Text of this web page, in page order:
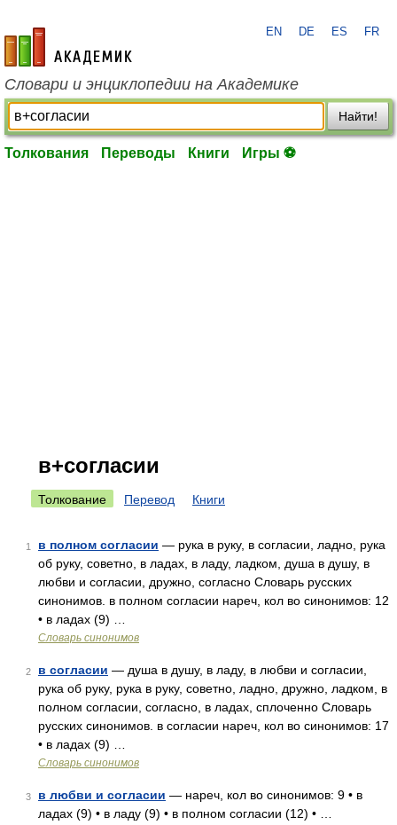
academic.ru
EN DE ES FR
Словари и энциклопедии на Академике
Найти!
Толкования Переводы Книги Игры ⚽
в+согласии
Толкование Перевод Книги
1 в полном согласии — рука в руку, в согласии, ладно, рука
об руку, советно, в ладах, в ладу, ладком, душа в душу, в
любви и согласии, дружно, согласно Словарь русских
синонимов. в полном согласии нареч, кол во синонимов: 12
• в ладах (9) …
Словарь синонимов
2 в согласии — душа в душу, в ладу, в любви и согласии,
рука об руку, рука в руку, советно, ладно, дружно, ладком, в
полном согласии, согласно, в ладах, сплоченно Словарь
русских синонимов. в согласии нареч, кол во синонимов: 17
• в ладах (9) …
Словарь синонимов
3 в любви и согласии — нареч, кол во синонимов: 9 • в
ладах (9) • в ладу (9) • в полном согласии (12) • …